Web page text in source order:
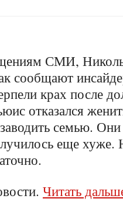
СМИ,
сообщают
крах после
отказался
семью.
еще хуже.
Читать